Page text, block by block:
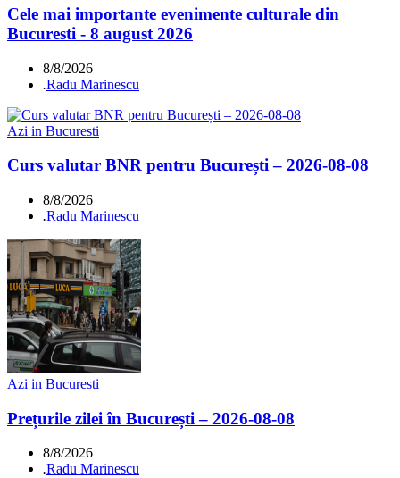
Cele mai importante evenimente culturale din
Bucuresti - 8 august 2026
8/8/2026
.Radu Marinescu
Azi in Bucuresti
Curs valutar BNR pentru București – 2026-08-08
8/8/2026
.Radu Marinescu
Azi in Bucuresti
Prețurile zilei în București – 2026-08-08
8/8/2026
.Radu Marinescu